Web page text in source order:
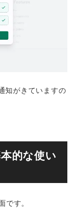
知がきていますの
的な使い
す。